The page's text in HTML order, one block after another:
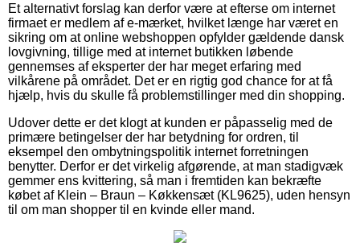
Et alternativt forslag kan derfor være at efterse om internet
firmaet er medlem af e-mærket, hvilket længe har været en
sikring om at online webshoppen opfylder gældende dansk
lovgivning, tillige med at internet butikken løbende
gennemses af eksperter der har meget erfaring med
vilkårene på området. Det er en rigtig god chance for at få
hjælp, hvis du skulle få problemstillinger med din shopping.
Udover dette er det klogt at kunden er påpasselig med de
primære betingelser der har betydning for ordren, til
eksempel den ombytningspolitik internet forretningen
benytter. Derfor er det virkelig afgørende, at man stadigvæk
gemmer ens kvittering, så man i fremtiden kan bekræfte
købet af Klein – Braun – Køkkensæt (KL9625), uden hensyn
til om man shopper til en kvinde eller mand.